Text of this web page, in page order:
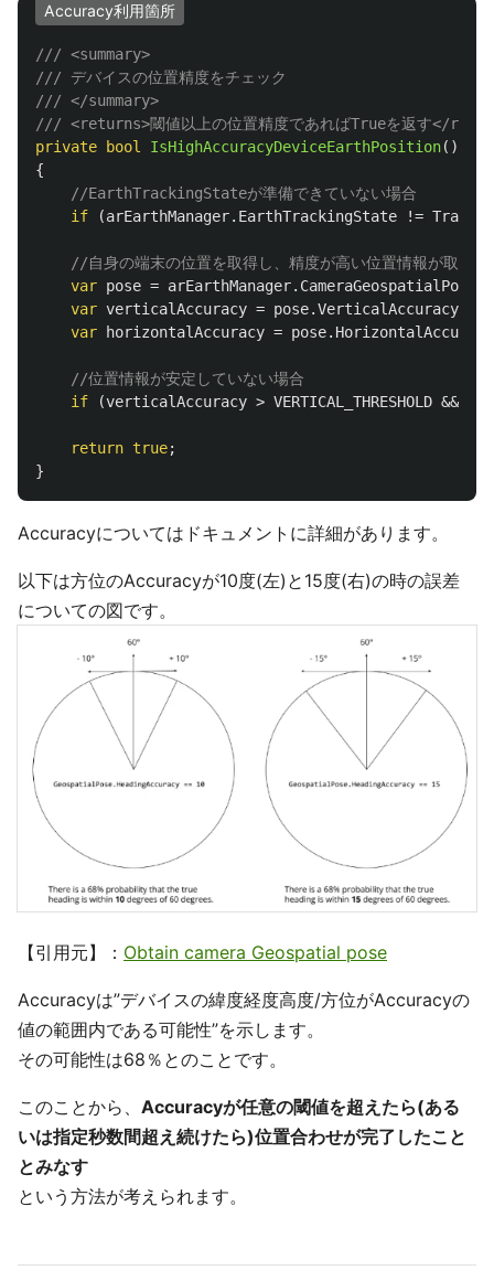
Accuracy利用箇所
/// <summary>
/// デバイスの位置精度をチェック
/// </summary>
/// <returns>閾値以上の位置精度であればTrueを返す</
private
bool IsHighAccuracyDeviceEarthPosition()
{
//EarthTrackingStateが準備できていない場合
if
(arEarthManager. EarthTrackingState !=
//自身の端末の位置を取得し、精度が高い位置情報が取得で
var pose = arEarthManager. CameraGeospatialPose
var verticalAccuracy = pose.VerticalAccuracy
var
horizontalAccuracy = pose. HorizontalAccuracy
//位置情報が安定していない場合
if
(verticalAccuracy > VERTICAL_THRESHOLD &&
return true;
}
Accuracyについてはドキュメントに詳細があります。
以下は方位のAccuracyが10度(左)と15度(右)の時の誤差
についての図です。
【引用元】： Obtain camera Geospatial pose
Accuracyは”デバイスの緯度経度高度/方位がAccuracyの
値の範囲内である可能性”を示します。
その可能性は68％とのことです。
このことから、 Accuracyが任意の閾値を超えたら(ある
いは指定秒数間超え続けたら)位置合わせが完了したこと
とみなす
という方法が考えられます。